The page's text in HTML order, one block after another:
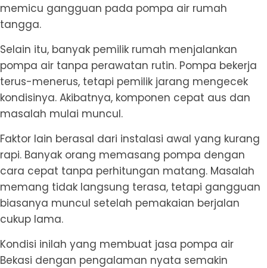
memicu gangguan pada pompa air rumah
tangga.
Selain itu, banyak pemilik rumah menjalankan
pompa air tanpa perawatan rutin. Pompa bekerja
terus-menerus, tetapi pemilik jarang mengecek
kondisinya. Akibatnya, komponen cepat aus dan
masalah mulai muncul.
Faktor lain berasal dari instalasi awal yang kurang
rapi. Banyak orang memasang pompa dengan
cara cepat tanpa perhitungan matang. Masalah
memang tidak langsung terasa, tetapi gangguan
biasanya muncul setelah pemakaian berjalan
cukup lama.
Kondisi inilah yang membuat jasa pompa air
Bekasi dengan pengalaman nyata semakin